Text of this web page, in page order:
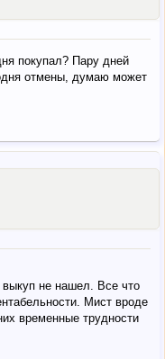
покупал? Пару дней
отмены, думаю может
не нашел. Все что
Мист вроде
временные трудности